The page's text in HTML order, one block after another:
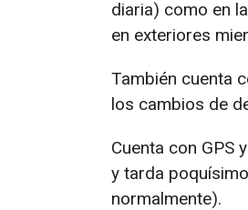
diaria) como en
en exteriores
También cuenta
los cambios de
Cuenta con GPS
y tarda
normalmente).